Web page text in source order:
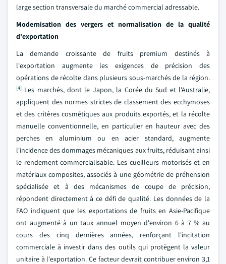
large section transversale du marché commercial adressable.
Modernisation des vergers et normalisation de la qualité
d'exportation
La demande croissante de fruits premium destinés à
l'exportation augmente les exigences de précision des
opérations de récolte dans plusieurs sous-marchés de la région.
[4] Les marchés, dont le Japon, la Corée du Sud et l'Australie,
appliquent des normes strictes de classement des ecchymoses
et des critères cosmétiques aux produits exportés, et la récolte
manuelle conventionnelle, en particulier en hauteur avec des
perches en aluminium ou en acier standard, augmente
l'incidence des dommages mécaniques aux fruits, réduisant ainsi
le rendement commercialisable. Les cueilleurs motorisés et en
matériaux composites, associés à une géométrie de préhension
spécialisée et à des mécanismes de coupe de précision,
répondent directement à ce défi de qualité. Les données de la
FAO indiquent que les exportations de fruits en Asie-Pacifique
ont augmenté à un taux annuel moyen d'environ 6 à 7 % au
cours des cinq dernières années, renforçant l'incitation
commerciale à investir dans des outils qui protègent la valeur
unitaire à l'exportation. Ce facteur devrait contribuer environ 3,1